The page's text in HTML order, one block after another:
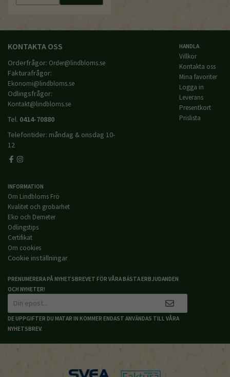
KONTAKTA OSS
Orderfrågor: Order@lindbloms.se
Fakturafrågor:
Ekonomi@lindbloms.se
Odlingsfrågor:
Kontakt@lindbloms.se
Tel. 0414-70880
Telefontider: måndag & onsdag 10-
12
HANDLA
Villkor
Kontakta oss
Mina favoriter
Logga in
Leverans
Presentkort
Prislista
INFORMATION
Om Lindbloms Frö
Kvalitet och grobarhet
Eko och Demeter
Odlingstips
Certifikat
Om cookies
Cookie inställningar
PRENUMERERA PÅ NYHETSBREVET FÖR VÅRA BÄSTA ERBJUDANDEN
OCH NYHETER!
DE UPPGIFTER DU MATAR IN KOMMER ENDAST ANVÄNDAS TILL VÅRA
NYHETSBREV.